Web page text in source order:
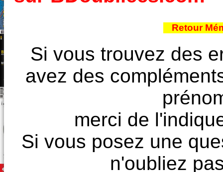
Retour
Si vous trouvez des
avez des
merci de
Si vous posez une
n'oubliez